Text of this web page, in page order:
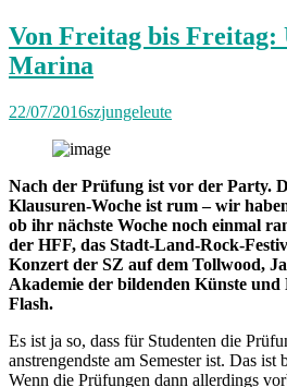
bis
Freitag
mit
Anastasia“
Von Freitag bis Freitag:
Marina
22/07/2016szjungeleute
Nach der Prüfung ist vor der Party.
Klausuren-Woche ist rum – wir
ob ihr nächste Woche noch einmal
der HFF, das Stadt-Land-Rock-
Konzert der SZ auf dem Tollwood,
Akademie der bildenden Künste
Flash.
Es ist ja so, dass für Studenten die
anstrengendste am Semester ist. Das ist
Wenn die Prüfungen dann allerdings